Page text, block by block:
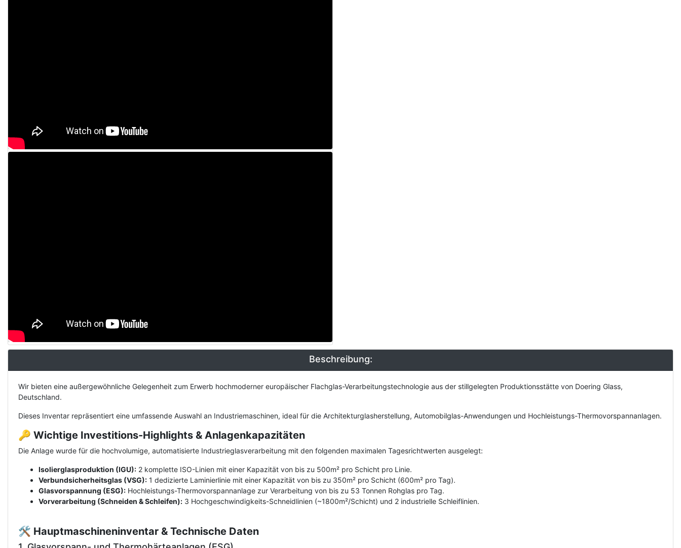
Beschreibung:
Description
Wir bieten eine außergewöhnliche Gelegenheit zum Erwerb hochmoderner europäischer Flachglas-Verarbeitungstechnologie aus der stillgelegten Produktionsstätte von Doering Glass,
Deutschland.
Dieses Inventar repräsentiert eine umfassende Auswahl an Industriemaschinen, ideal für die Architekturglasherstellung, Automobilglas-Anwendungen und Hochleistungs-Thermovorspannanlagen.
🔑 Wichtige Investitions-Highlights & Anlagenkapazitäten
Die Anlage wurde für die hochvolumige, automatisierte Industrieglasverarbeitung mit den folgenden maximalen Tagesrichtwerten ausgelegt:
Isolierglasproduktion (IGU): 2 komplette ISO-Linien mit einer Kapazität von bis zu 500m² pro Schicht pro Linie.
Verbundsicherheitsglas (VSG): 1 dedizierte Laminierlinie mit einer Kapazität von bis zu 350m² pro Schicht (600m² pro Tag).
Glasvorspannung (ESG): Hochleistungs-Thermovorspannanlage zur Verarbeitung von bis zu 53 Tonnen Rohglas pro Tag.
Vorverarbeitung (Schneiden & Schleifen): 3 Hochgeschwindigkeits-Schneidlinien (~1800m²/Schicht) und 2 industrielle Schleiflinien.
🛠️ Hauptmaschineninventar & Technische Daten